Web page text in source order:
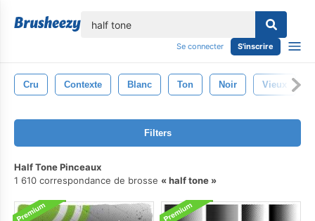
Se connecter S'inscrire
Cru Contexte Blanc Ton Noir Vieux
Filters
Half Tone Pinceaux
1 610 correspondance de brosse
half tone